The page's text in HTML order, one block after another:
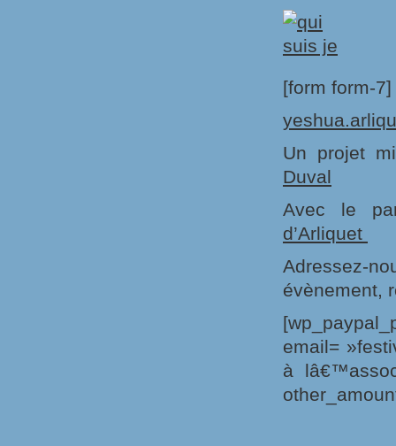
[form form-7]
Un projet
Duval
Avec le
d’Arliquet
Adressez-
évènement,
email=
à